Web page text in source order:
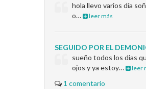
hola llevo varios día
o…
leer más
SEGUIDO POR EL
sueño todos los dias
ojos y ya estoy…
leer
1 comentario